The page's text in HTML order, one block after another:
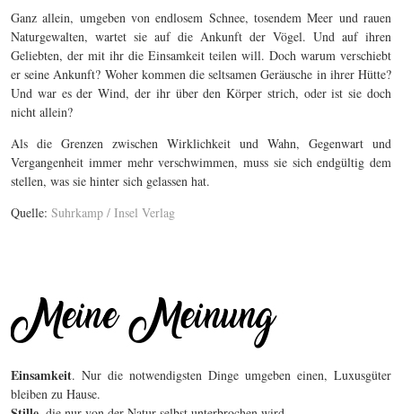
Ganz allein, umgeben von endlosem Schnee, tosendem Meer und rauen
Naturgewalten, wartet sie auf die Ankunft der Vögel. Und auf ihren
Geliebten, der mit ihr die Einsamkeit teilen will. Doch warum verschiebt
er seine Ankunft? Woher kommen die seltsamen Geräusche in ihrer Hütte?
Und war es der Wind, der ihr über den Körper strich, oder ist sie doch
nicht allein?
Als die Grenzen zwischen Wirklichkeit und Wahn, Gegenwart und
Vergangenheit immer mehr verschwimmen, muss sie sich endgültig dem
stellen, was sie hinter sich gelassen hat.
Quelle: Suhrkamp / Insel Verlag
Einsamkeit. Nur die notwendigsten Dinge umgeben einen, Luxusgüter
bleiben zu Hause.